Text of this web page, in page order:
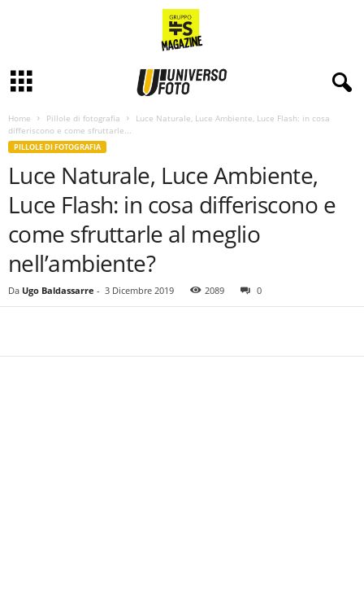
Home Pillole di fotografia
Luce Naturale, Luce Ambiente, Luce Flash: in cosa
differiscono e come sfruttarle...
PILLOLE DI FOTOGRAFIA
Luce Naturale, Luce Ambiente,
Luce Flash: in cosa differiscono e
come sfruttarle al meglio
nell’ambiente?
Da Ugo Baldassarre - 3 Dicembre 2019 2089 0